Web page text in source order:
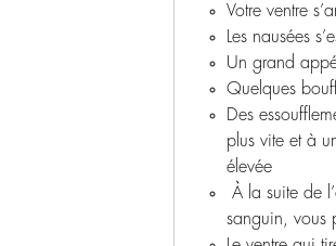
Votre ventre
Les nausées
Un grand
Quelques
Des
plus vite et à
élevée
À la suite de
sanguin, vous